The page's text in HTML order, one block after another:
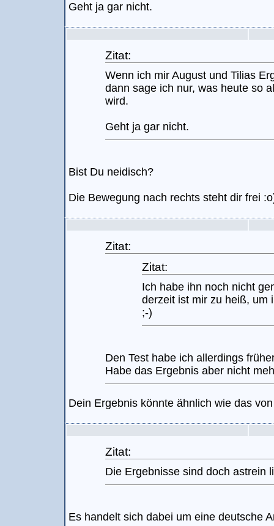
Geht ja gar nicht.
Zitat:
Wenn ich mir August und Tilias
dann sage ich nur, was heute so
wird.
Geht ja gar nicht.
Bist Du neidisch?
Die Bewegung nach rechts steht dir frei
Zitat:
Zitat:
Ich habe ihn noch nicht
derzeit ist mir zu heiß, um
;-)
Den Test habe ich allerdings
Habe das Ergebnis aber nicht
Dein Ergebnis könnte ähnlich wie das
Zitat:
Die Ergebnisse sind doch astrein
Es handelt sich dabei um eine deutsche